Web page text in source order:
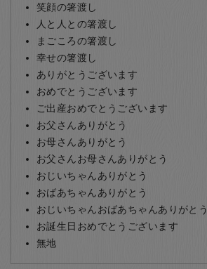
笑顔の箸渡し
人と人との箸渡し
まごころの箸渡し
幸せの箸渡し
ありがとうございます
おめでとうございます
ご出産おめでとうございます
お父さんありがとう
お母さんありがとう
お父さんお母さんありがとう
おじいちゃんありがとう
おばあちゃんありがとう
おじいちゃんおばあちゃんありがとう
お誕生日おめでとうございます
無地